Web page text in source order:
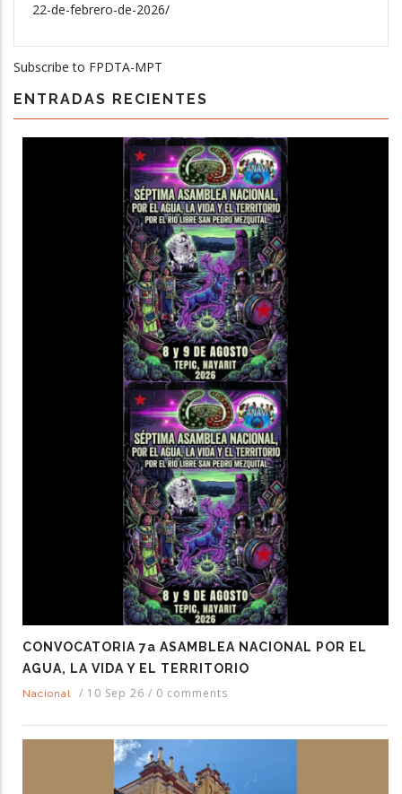
22-de-febrero-de-2026/
Subscribe to FPDTA-MPT
ENTRADAS RECIENTES
CONVOCATORIA 7a ASAMBLEA NACIONAL POR EL
AGUA, LA VIDA Y EL TERRITORIO
Nacional / 10 Sep 26 / 0 comments